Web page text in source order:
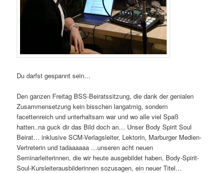
Du darfst gespannt sein…
Den ganzen Freitag BSS-Beiratssitzung, die dank der genialen
Zusammensetzung kein bisschen langatmig, sondern
facettenreich und unterhaltsam war und wo alle viel Spaß
hatten..na guck dir das Bild doch an… Unser Body Spirit Soul
Beirat… inklusive SCM-Verlagsleiter, Lektorin, Marburger Medien-
Vertreterin und tadaaaaaa …unseren acht neuen
Seminarleiterinnen, die wir heute ausgebildet haben, Body-Spirit-
Soul-Kursleiterausbilderinnen sozusagen, ein neuer Titel…